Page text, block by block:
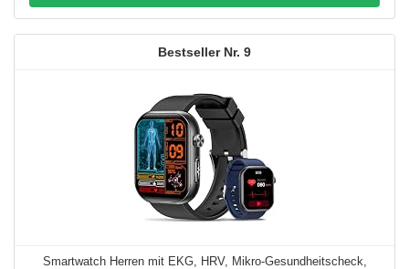
9
Smartwatch Herren mit EKG, HRV, Mikro-Gesundheitscheck,